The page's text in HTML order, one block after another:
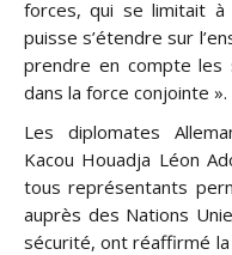
forces, qui se limitait à
puisse s’étendre sur
prendre en compte les
dans la force conjointe ».
Les diplomates
Kacou Houadja Léon
tous représentants
auprès des Nations
sécurité, ont réaffirmé